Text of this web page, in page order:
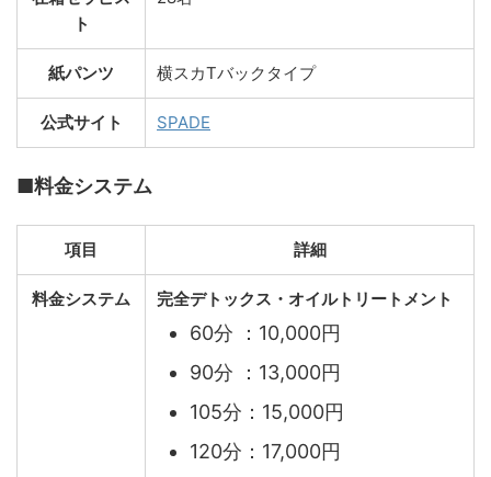
ト
紙パンツ 横スカTバックタイプ
公式サイト SPADE
■料金システム
項目 詳細
料金システム 完全デトックス・オイルトリートメント
60分 ：10,000円
90分 ：13,000円
105分：15,000円
120分：17,000円